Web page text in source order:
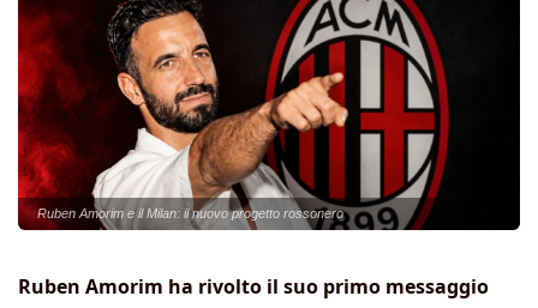
Ruben Amorim e il Milan: il nuovo progetto rossonero
Ruben Amorim ha rivolto il suo primo messaggio